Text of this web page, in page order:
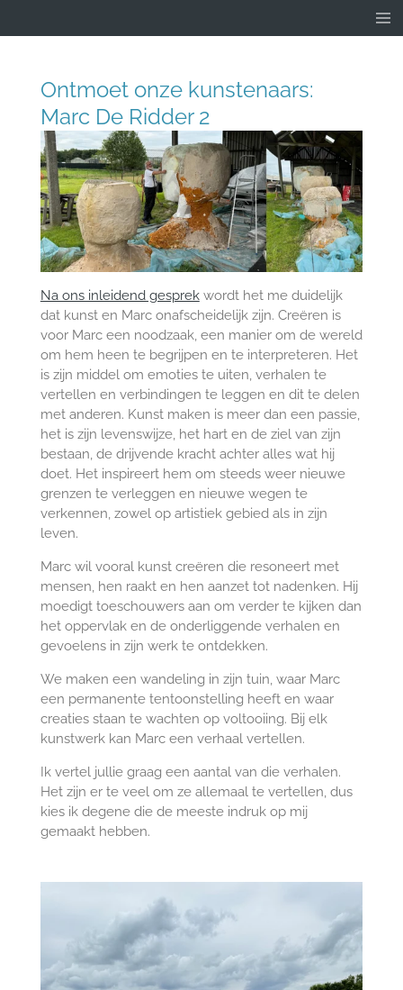
direct
hoofdinhoud
Ontmoet onze kunstenaars:
Marc De Ridder 2
Na ons inleidend gesprekwordt het me duidelijk
dat kunst en Marc onafscheidelijk zijn. Creëren is
voor Marc een noodzaak, een manier om de wereld
om hem heen te begrijpen en te interpreteren. Het
is zijn middel om emoties te uiten, verhalen te
vertellen en verbindingen te leggen en dit te delen
met anderen. Kunst maken is meer dan een passie,
het is zijn levenswijze, het hart en de ziel van zijn
bestaan, de drijvende kracht achter alles wat hij
doet. Het inspireert hem om steeds weer nieuwe
grenzen te verleggen en nieuwe wegen te
verkennen, zowel op artistiek gebied als in zijn
leven.
Marc wil vooral kunst creëren die resoneert met
mensen, hen raakt en hen aanzet tot nadenken. Hij
moedigt toeschouwers aan om verder te kijken dan
het oppervlak en de onderliggende verhalen en
gevoelens in zijn werk te ontdekken.
We maken een wandeling in zijn tuin, waar Marc
een permanente tentoonstelling heeft en waar
creaties staan te wachten op voltooiing. Bij elk
kunstwerk kan Marc een verhaal vertellen.
Ik vertel jullie graag een aantal van die verhalen.
Het zijn er te veel om ze allemaal te vertellen, dus
kies ik degene die de meeste indruk op mij
gemaakt hebben.